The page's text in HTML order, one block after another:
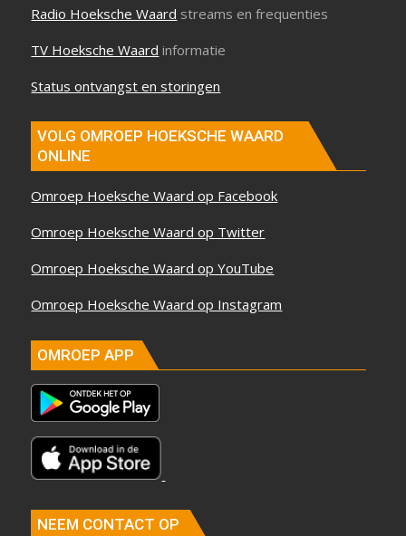
Radio Hoeksche Waard streams en frequenties
TV Hoeksche Waard informatie
Status ontvangst en storingen
VOLG OMROEP HOEKSCHE WAARD
ONLINE
Omroep Hoeksche Waard op Facebook
Omroep Hoeksche Waard op Twitter
Omroep Hoeksche Waard op YouTube
Omroep Hoeksche Waard op Instagram
OMROEP APP
NEEM CONTACT OP